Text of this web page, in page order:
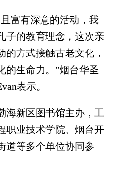
富有深意的活动，我
子的教育理念，这次亲
的方式接触古老文化，
的生命力。”烟台华圣
表示。
新区图书馆主办，工
职业技术学院、烟台开
道等多个单位协同参